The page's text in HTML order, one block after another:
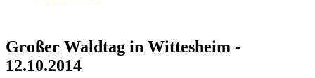
Großer Waldtag in Wittesheim -
12.10.2014